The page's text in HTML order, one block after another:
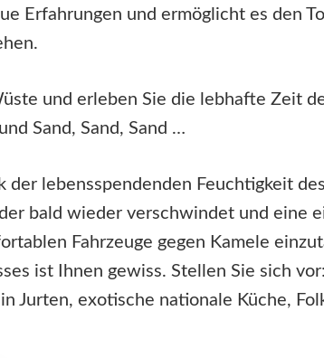
Erfahrungen und ermöglicht es den
und erleben Sie die lebhafte Zeit
Sand, Sand, Sand …
der lebensspendenden Feuchtigkeit
bald wieder verschwindet und eine
Fahrzeuge gegen Kamele
ist Ihnen gewiss. Stellen Sie sich
Jurten, exotische nationale Küche,